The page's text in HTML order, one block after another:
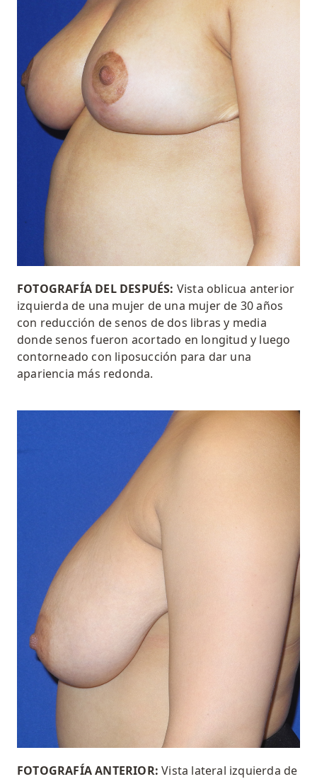
FOTOGRAFÍA DEL DESPUÉS: Vista oblicua anterior
izquierda de una mujer de una mujer de 30 años
con reducción de senos de dos libras y media
dondesenos fueron acortado en longitud y luego
contorneado con liposucción para dar una
apariencia más redonda.
FOTOGRAFÍA ANTERIOR:Vista lateral izquierda de